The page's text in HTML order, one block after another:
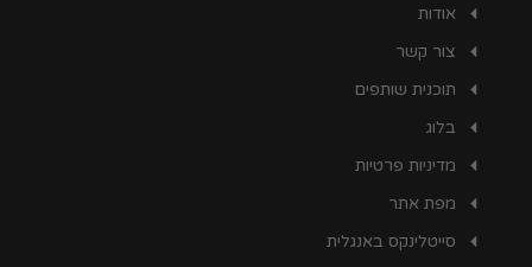
אודות
צור קשר
תוכנית שותפים
בלוג
מדיניות פרטיות
מפת אתר
סייטלינקס באנגלית